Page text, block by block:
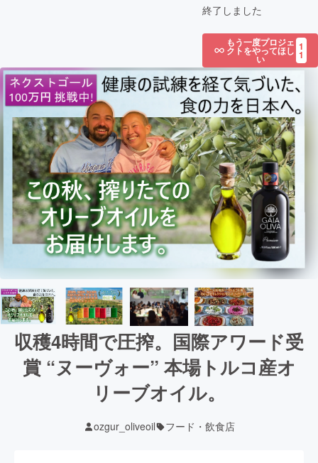
終了しました
もう一度プロジェ
クトをやってほし
い
1
1
収穫4時間で圧搾。国際アワード受
賞 “ヌーヴォー” 本場トルコ産オ
リーブオイル。
ozgur_oliveoil フード・飲食店